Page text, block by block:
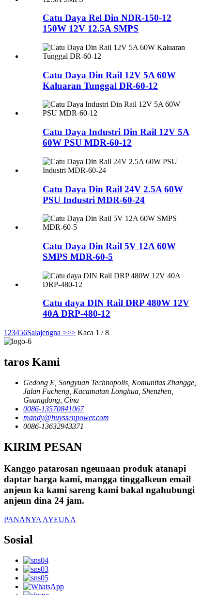
Catu Daya Rel Din NDR-150-12
150W 12V 12.5A SMPS
Catu Daya Din Rail 12V 5A 60W
Kaluaran Tunggal DR-60-12
Catu Daya Industri Din Rail 12V 5A
60W PSU MDR-60-12
Catu Daya Din Rail 24V 2.5A 60W
PSU Industri MDR-60-24
Catu Daya Din Rail 5V 12A 60W
SMPS MDR-60-5
Catu daya DIN Rail DRP 480W 12V
40A DRP-480-12
1 23456Salajengna >>> Kaca 1 / 8
taros Kami
Gedong E, Songyuan Technopolis, Komunitas Zhangge,
Jalan Fucheng, Kacamatan Longhua, Shenzhen,
Guangdong, Cina
0086-13570841067
mandy@huyssenpower.com
0086-13632943371
KIRIM PESAN
Kanggo patarosan ngeunaan produk atanapi
daptar harga kami, mangga tinggalkeun email
anjeun ka kami sareng kami bakal ngahubungi
anjeun dina 24 jam.
PANANYA AYEUNA
Sosial